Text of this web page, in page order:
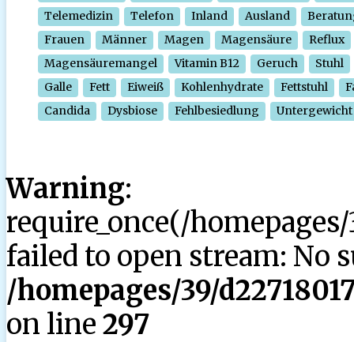
Telemedizin
Telefon Inland Ausland
Frauen
Männer Magen Magensäure
Reflux
Magensäuremangel
Vitamin B12 Geruch
Stuhl
Galle
Fett Eiweiß Kohlenhydrate Fettstuhl
Candida
Dysbiose Fehlbesiedlung Untergewicht
Warning:
require_once(/
failed to open stream: No
/homepages/39/
on line 297